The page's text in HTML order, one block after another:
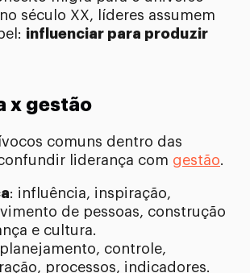
século XX, líderes assumem
influenciar para produzir
x gestão
comuns dentro das
liderança com gestão.
: influência, inspiração,
de pessoas, construção
e cultura.
controle,
processos, indicadores.